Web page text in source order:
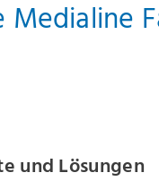
Medialine
und Lösungen